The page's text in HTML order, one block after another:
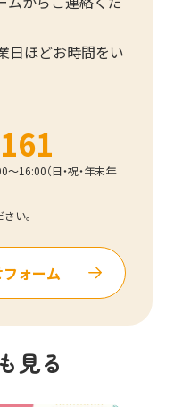
日ほどお時間をい
（日・祝・年末年
い。
フォーム
見る